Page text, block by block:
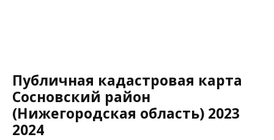
Публичная кадастровая карта
Сосновский район
(Нижегородская область) 2023
2024